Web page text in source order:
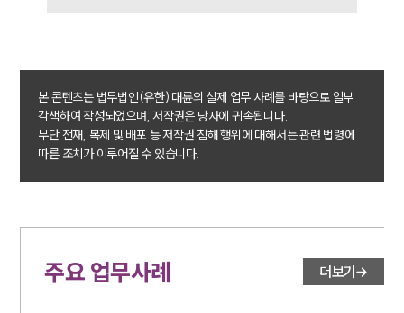
통합검색
AI대륜
INSIGHT
주요 업무사례
법률정보
본 콘텐츠는 법무법인(유한) 대륜의 실제 업무 사례를 바탕으로 일부
각색하여 작성되었으며, 저작권은 당사에 귀속됩니다.
무단 전재, 복제 및 배포 등 저작권 침해 행위에 대해서는 관련 법령에
따른 조치가 이루어질 수 있습니다.
주요 업무사례 더보기